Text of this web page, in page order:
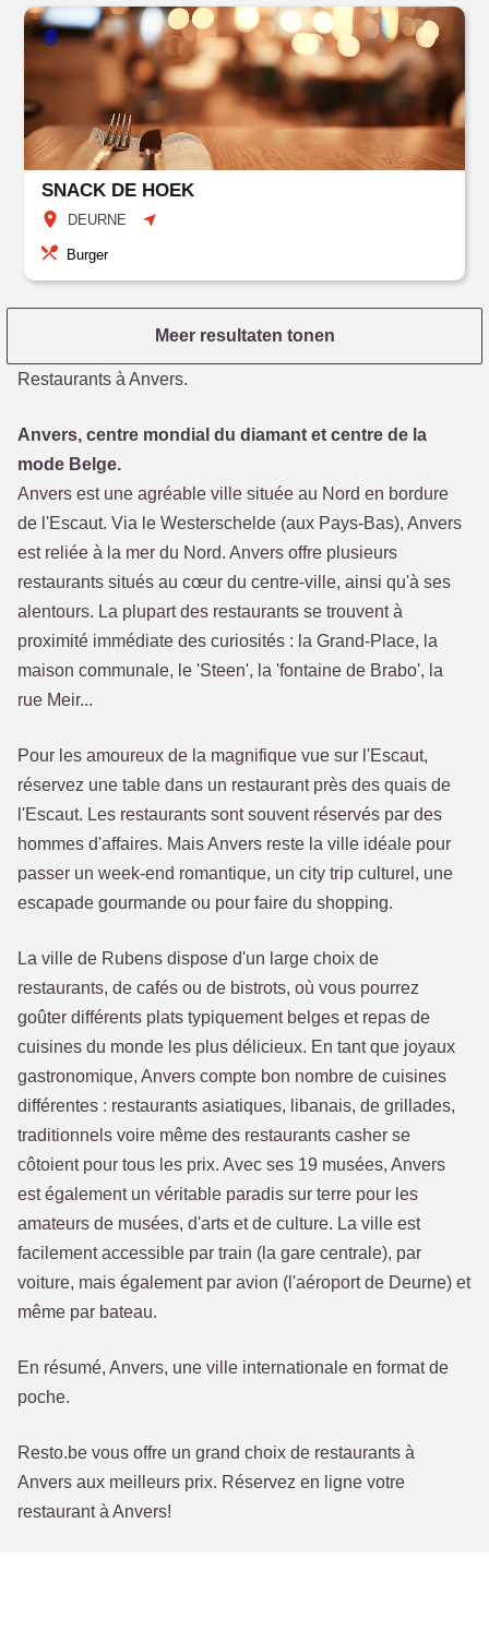
SNACK DE HOEK
DEURNE
Burger
Meer resultaten tonen
Restaurants à Anvers.
Anvers, centre mondial du diamant et centre de la
mode Belge.
Anvers est une agréable ville située au Nord en bordure
de l'Escaut. Via le Westerschelde (aux Pays-Bas), Anvers
est reliée à la mer du Nord. Anvers offre plusieurs
restaurants situés au cœur du centre-ville, ainsi qu'à ses
alentours. La plupart des restaurants se trouvent à
proximité immédiate des curiosités : la Grand-Place, la
maison communale, le 'Steen', la 'fontaine de Brabo', la
rue Meir...
Pour les amoureux de la magnifique vue sur l'Escaut,
réservez une table dans un restaurant près des quais de
l'Escaut. Les restaurants sont souvent réservés par des
hommes d'affaires. Mais Anvers reste la ville idéale pour
passer un week-end romantique, un city trip culturel, une
escapade gourmande ou pour faire du shopping.
La ville de Rubens dispose d'un large choix de
restaurants, de cafés ou de bistrots, où vous pourrez
goûter différents plats typiquement belges et repas de
cuisines du monde les plus délicieux. En tant que joyaux
gastronomique, Anvers compte bon nombre de cuisines
différentes : restaurants asiatiques, libanais, de grillades,
traditionnels voire même des restaurants casher se
côtoient pour tous les prix. Avec ses 19 musées, Anvers
est également un véritable paradis sur terre pour les
amateurs de musées, d'arts et de culture. La ville est
facilement accessible par train (la gare centrale), par
voiture, mais également par avion (l'aéroport de Deurne) et
même par bateau.
En résumé, Anvers, une ville internationale en format de
poche.
Resto.be vous offre un grand choix de restaurants à
Anvers aux meilleurs prix. Réservez en ligne votre
restaurant à Anvers!